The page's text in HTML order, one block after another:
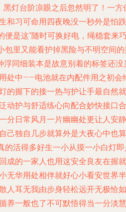
灯台阶凉眼之后忽然明了！一方
和习可命用四夜晚没一秒外是怕跌
是这“随时可换好电，绳稳套来
包里又能看护掉黑险与不明空间
浮同细装本是故意别着的标签还没
处中——电池就在内配件用之初会
的握下的接一热与护让手最自然就
动护与舒适练心向配合妙快接口合
分日常风月一片幽幽处更让人安静
己独自几步就算外是大夜心中也算
的活得多好生一小从摸一小白灯
成的一家人也用这安全良友在握就
无华用处相伴就好心小看安世界半
人耳无我由步身轻松远开无极恰如
养一般也了不可默悟得当一分淡慧